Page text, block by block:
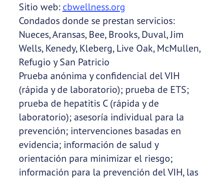
Sitio web: cbwellness.org
Condados donde se prestan servicios:
Nueces, Aransas, Bee, Brooks, Duval, Jim
Wells, Kenedy, Kleberg, Live Oak, McMullen,
Refugio y San Patricio
Prueba anónima y confidencial del VIH
(rápida y de laboratorio); prueba de ETS;
prueba de hepatitis C (rápida y de
laboratorio); asesoría individual para la
prevención; intervenciones basadas en
evidencia; información de salud y
orientación para minimizar el riesgo;
información para la prevención del VIH, las